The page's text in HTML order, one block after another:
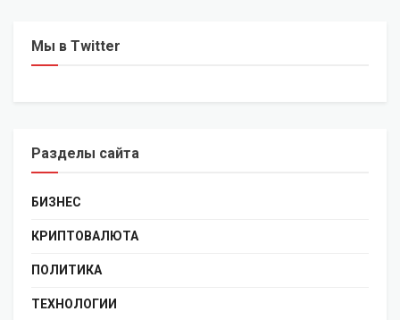
Мы в Twitter
Разделы сайта
БИЗНЕС
КРИПТОВАЛЮТА
ПОЛИТИКА
ТЕХНОЛОГИИ